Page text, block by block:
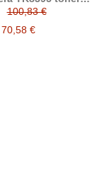
(1T02XD0NL1,
1T02XDCNL1,
1T02XDBNL1,
100,83 €
70,58 €